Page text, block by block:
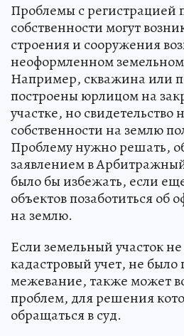
Проблемы с регистрацией
собственности могут
строения и сооружения
неоформленном земельном
Например, скважина или
построены юрлицом на
участке, но свидетельство
собственности на землю
Проблему нужно решать,
заявлением в
было бы избежать, если
объектов позаботиться об
на землю.
Если земельный участок
кадастровый учет, не было
межевание, также может
проблем, для решения
обращаться в суд.